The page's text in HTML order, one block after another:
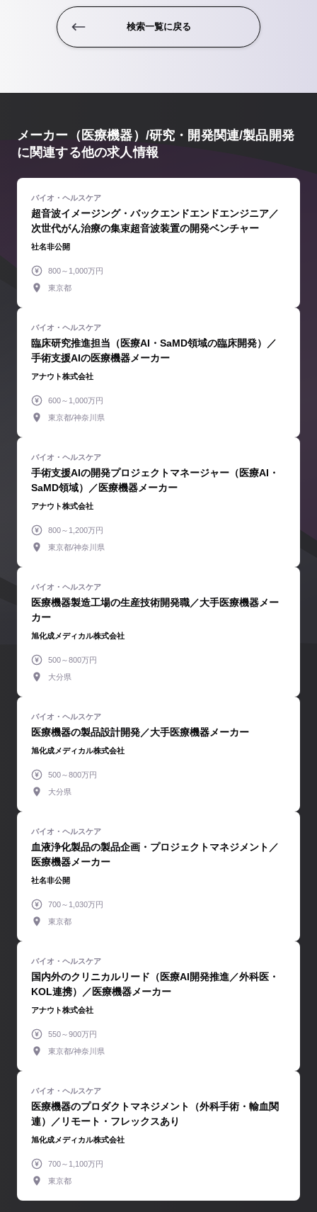
検索一覧に戻る
メーカー（医療機器）/研究・開発関連/製品開発
に関連する他の求人情報
超音波イメージング・バックエンドエンドエンジニア／
次世代がん治療の集束超音波装置の開発ベンチャー
社名非公開
800～1,000万円
東京都
臨床研究推進担当（医療AI・SaMD領域の臨床開発）／
手術支援AIの医療機器メーカー
アナウト株式会社
600～1,000万円
東京都/神奈川県
手術支援AIの開発プロジェクトマネージャー（医療AI・
SaMD領域）／医療機器メーカー
アナウト株式会社
800～1,200万円
東京都/神奈川県
医療機器製造工場の生産技術開発職／大手医療機器メー
カー
旭化成メディカル株式会社
500～800万円
大分県
医療機器の製品設計開発／大手医療機器メーカー
旭化成メディカル株式会社
500～800万円
大分県
血液浄化製品の製品企画・プロジェクトマネジメント／
医療機器メーカー
社名非公開
700～1,030万円
東京都
国内外のクリニカルリード（医療AI開発推進／外科医・
KOL連携）／医療機器メーカー
アナウト株式会社
550～900万円
東京都/神奈川県
医療機器のプロダクトマネジメント（外科手術・輸血関
連）／リモート・フレックスあり
旭化成メディカル株式会社
700～1,100万円
東京都